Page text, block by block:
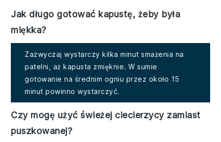
Jak długo gotować kapustę, żeby była
miękka?
Zazwyczaj wystarczy kilka minut smażenia na
patelni, aż kapusta zmięknie. W sumie
gotowanie na średnim ogniu przez około 15
minut powinno wystarczyć.
Czy mogę użyć świeżej ciecierzycy zamiast
puszkowanej?